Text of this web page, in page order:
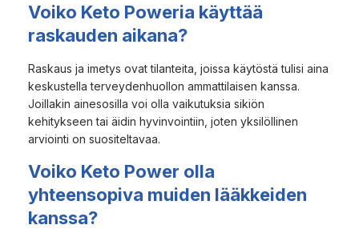
Voiko Keto Poweria käyttää
raskauden aikana?
Raskaus ja imetys ovat tilanteita, joissa käytöstä tulisi aina
keskustella terveydenhuollon ammattilaisen kanssa.
Joillakin ainesosilla voi olla vaikutuksia sikiön
kehitykseen tai äidin hyvinvointiin, joten yksilöllinen
arviointi on suositeltavaa.
Voiko Keto Power olla
yhteensopiva muiden lääkkeiden
kanssa?